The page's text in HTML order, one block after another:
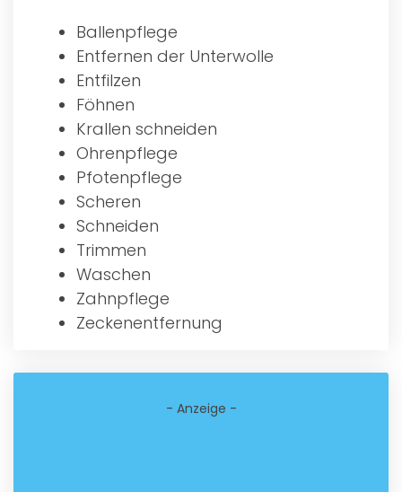
Ballenpflege
Entfernen der Unterwolle
Entfilzen
Föhnen
Krallen schneiden
Ohrenpflege
Pfotenpflege
Scheren
Schneiden
Trimmen
Waschen
Zahnpflege
Zeckenentfernung
- Anzeige -